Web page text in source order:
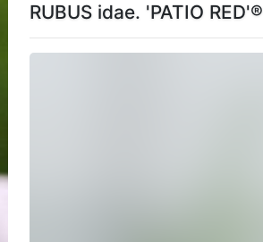
RUBUS idae. 'PATIO RED'®